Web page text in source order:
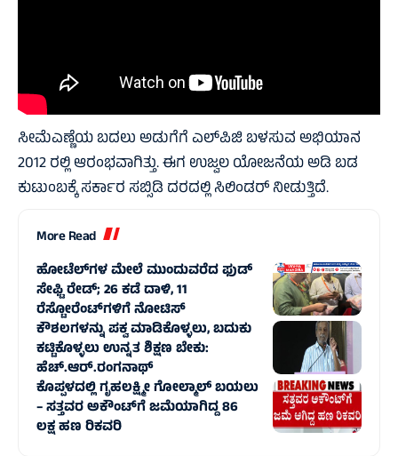
ಸೀಮೆಎಣ್ಣೆಯ ಬದಲು ಅಡುಗೆಗೆ ಎಲ್‌ಪಿಜಿ ಬಳಸುವ ಅಭಿಯಾನ
2012 ರಲ್ಲಿ ಆರಂಭವಾಗಿತ್ತು. ಈಗ ಉಜ್ವಲ ಯೋಜನೆಯ ಅಡಿ ಬಡ
ಕುಟುಂಬಕ್ಕೆ ಸರ್ಕಾರ ಸಬ್ಸಿಡಿ ದರದಲ್ಲಿ ಸಿಲಿಂಡರ್‌ ನೀಡುತ್ತಿದೆ.
More Read
ಹೋಟೆಲ್‌ಗಳ ಮೇಲೆ ಮುಂದುವರೆದ ಫುಡ್
ಸೇಫ್ಟಿ ರೇಡ್; 26 ಕಡೆ ದಾಳಿ, 11
ರೆಸ್ಟೋರೆಂಟ್‌ಗಳಿಗೆ ನೋಟಿಸ್
ಕೌಶಲಗಳನ್ನು ಪಕ್ವ ಮಾಡಿಕೊಳ್ಳಲು, ಬದುಕು
ಕಟ್ಟಿಕೊಳ್ಳಲು ಉನ್ನತ ಶಿಕ್ಷಣ ಬೇಕು:
ಹೆಚ್.ಆರ್.ರಂಗನಾಥ್
ಕೊಪ್ಪಳದಲ್ಲಿ ಗೃಹಲಕ್ಷ್ಮೀ ಗೋಲ್ಮಾಲ್‌ ಬಯಲು
– ಸತ್ತವರ ಅಕೌಂಟ್‌ಗೆ ಜಮೆಯಾಗಿದ್ದ 86
ಲಕ್ಷ ಹಣ ರಿಕವರಿ